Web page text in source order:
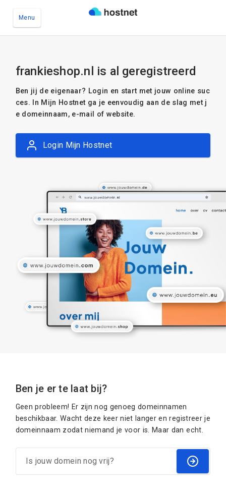
Menu
frankieshop.nl is al geregistreerd
Ben jij de eigenaar? Login en start met jouw online suc
ces. In Mijn Hostnet ga je eenvoudig aan de slag met j
e domeinnaam, e-mail of website.
Login Mijn Hostnet
Ben je er te laat bij?
Geen probleem! Er zijn nog genoeg domeinnamen
beschikbaar. Wacht deze keer niet langer en registreer je
domeinnaam zodat niemand je voor is. Maar dan echt.